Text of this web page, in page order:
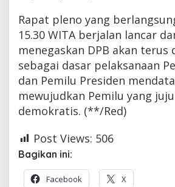
Rapat pleno yang
15.30 WITA berjalan lancar
menegaskan DPB akan
sebagai dasar pelaksanaan
dan Pemilu Presiden
mewujudkan Pemilu yang
demokratis. (**/Red)
Post Views: 506
Bagikan ini:
Facebook X